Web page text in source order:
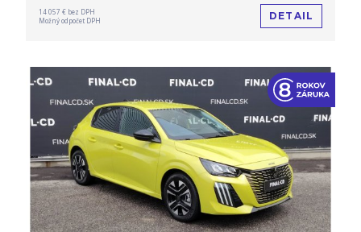
14 057 € bez DPH
Možný odpočet DPH
DETAIL